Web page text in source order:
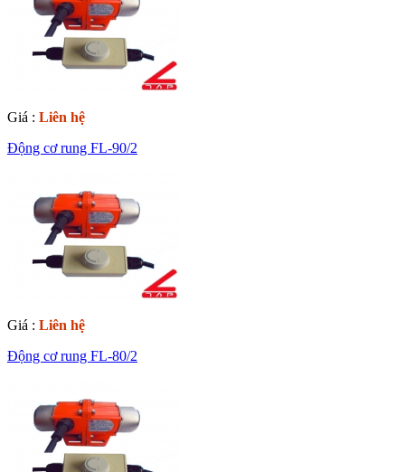
Giá : Liên hệ
Động cơ rung FL-90/2
Giá : Liên hệ
Động cơ rung FL-80/2